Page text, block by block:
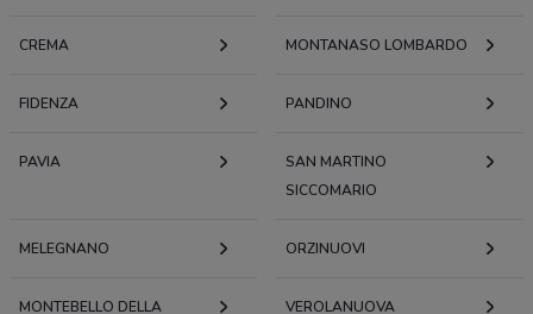
CREMA MONTANASO LOMBARDO
FIDENZA PANDINO
PAVIA
SAN MARTINO
SICCOMARIO
MELEGNANO ORZINUOVI
MONTEBELLO DELLA
VEROLANUOVA